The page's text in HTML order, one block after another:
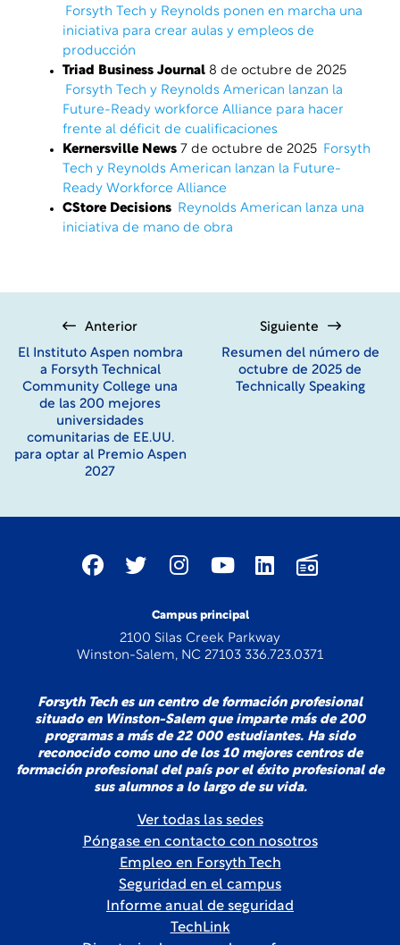
Forsyth Tech y Reynolds ponen en marcha una
iniciativa para crear aulas y empleos de
producción
Triad Business Journal 8 de octubre de 2025
Forsyth Tech y Reynolds American lanzan la
Future-Ready workforce Alliance para hacer
frente al déficit de cualificaciones
Kernersville News 7 de octubre de 2025 Forsyth
Tech y Reynolds American lanzan la Future-
Ready Workforce Alliance
CStore Decisions Reynolds American lanza una
iniciativa de mano de obra
Anterior
El Instituto Aspen nombra
a Forsyth Technical
Community College una
de las 200 mejores
universidades
comunitarias de EE.UU.
para optar al Premio Aspen
2027
Siguiente
Resumen del número de
octubre de 2025 de
Technically Speaking
Campus principal
2100 Silas Creek Parkway
Winston-Salem, NC 27103 336.723.0371
Forsyth Tech es un centro de formación profesional
situado en Winston-Salem que imparte más de 200
programas a más de 22 000 estudiantes. Ha sido
reconocido como uno de los 10 mejores centros de
formación profesional del país por el éxito profesional de
sus alumnos a lo largo de su vida.
Ver todas las sedes
Póngase en contacto con nosotros
Empleo en Forsyth Tech
Seguridad en el campus
Informe anual de seguridad
TechLink